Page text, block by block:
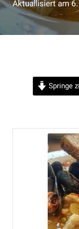
Aktuallisiert am
Springe